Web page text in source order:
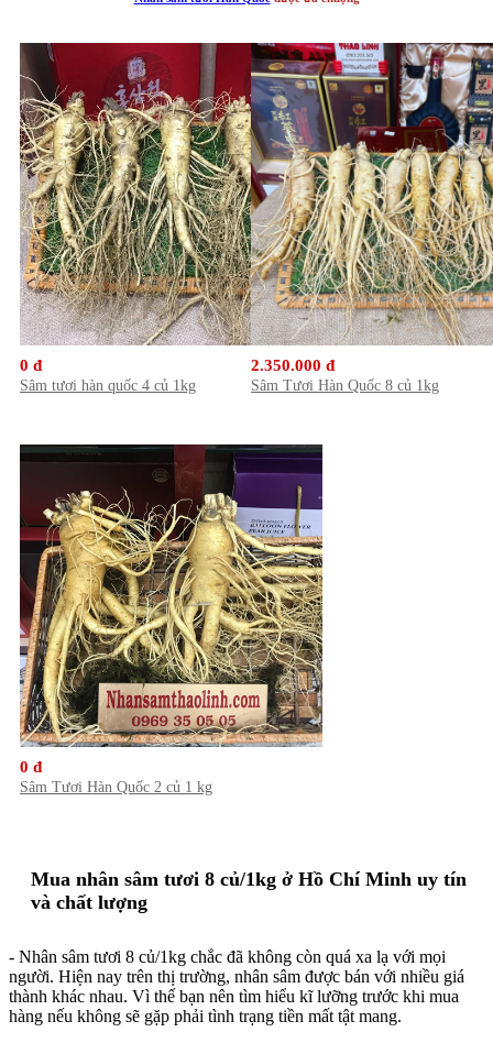
0 đ
Sâm tươi hàn quốc 4 củ 1kg
2.350.000 đ
Sâm Tươi Hàn Quốc 8 củ 1kg
0 đ
Sâm Tươi Hàn Quốc 2 củ 1 kg
Mua nhân sâm tươi 8 củ/1kg ở Hồ Chí Minh uy tín
và chất lượng
- Nhân sâm tươi 8 củ/1kg chắc đã không còn quá xa lạ với mọi
người. Hiện nay trên thị trường, nhân sâm được bán với nhiều giá
thành khác nhau. Vì thế bạn nên tìm hiểu kĩ lưỡng trước khi mua
hàng nếu không sẽ gặp phải tình trạng tiền mất tật mang.